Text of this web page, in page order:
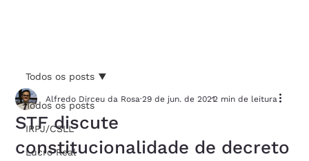
Todos os posts
IRPJ/CSLL
Lucro Real
Todos os posts
STF discute
constitucionalidade de decreto
Alfredo Dirceu da Rosa 29 de jun. de 20212 min de leitura